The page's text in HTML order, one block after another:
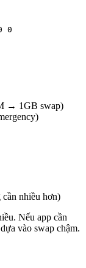
0
→ 1GB swap)
nhiều hơn)
Nếu app cần
vào swap chậm.